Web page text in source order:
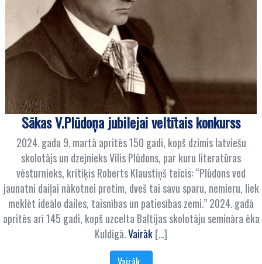
Sākas V.Plūdoņa jubilejai veltītais konkurss
2024. gada 9. martā apritēs 150 gadi, kopš dzimis latviešu
skolotājs un dzejnieks Vilis Plūdons, par kuru literatūras
vēsturnieks, kritiķis Roberts Klaustiņš teicis: “Plūdons ved
jaunatni daiļai nākotnei pretim, dveš tai savu sparu, nemieru, liek
meklēt ideālo dailes, taisnības un patiesības zemi.” 2024. gadā
apritēs arī 145 gadi, kopš uzcelta Baltijas skolotāju semināra ēka
Kuldīgā.Vairāk[…]